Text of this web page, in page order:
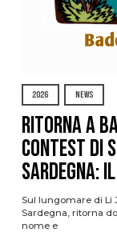
2026 NEWS
Ritorna a
contest di
Sardegna:
Sul lungomare di Li
Sardegna, ritorna
nome e